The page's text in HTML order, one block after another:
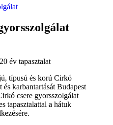
év tapasztalat
típusú és korú Cirkó
és karbantartását Budapest
csere gyorsszolgálat
tapasztalattal a hátuk